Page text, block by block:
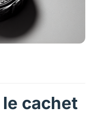
le cachet